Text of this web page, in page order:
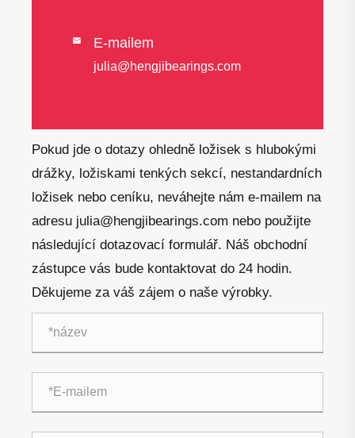
 E-mailem
julia@hengjibearings.com
Pokud jde o dotazy ohledně ložisek s hlubokými
drážky, ložiskami tenkých sekcí, nestandardních
ložisek nebo ceníku, neváhejte nám e-mailem na
adresu julia@hengjibearings.com nebo použijte
následující dotazovací formulář. Náš obchodní
zástupce vás bude kontaktovat do 24 hodin.
Děkujeme za váš zájem o naše výrobky.